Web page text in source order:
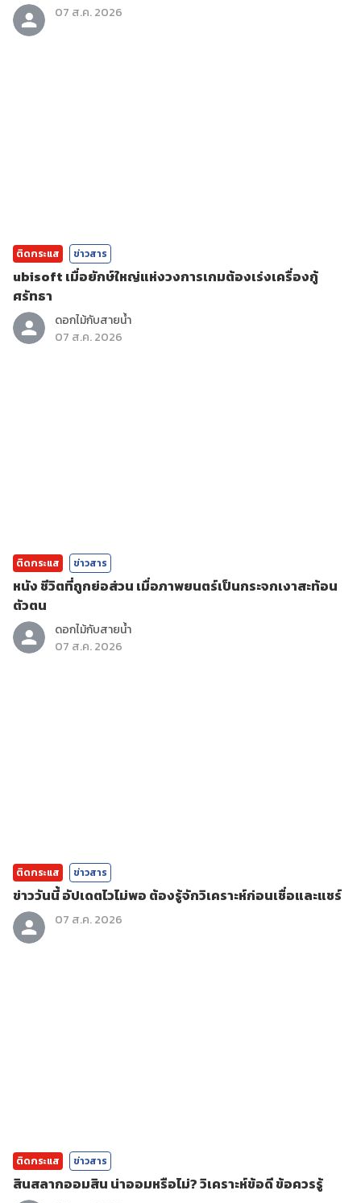
07 ส.ค. 2026
ติดกระแส ข่าวสาร
ubisoft เมื่อยักษ์ใหญ่แห่งวงการเกมต้องเร่งเครื่องกู้
ศรัทธา
ดอกไม้กับสายน้ำ
07 ส.ค. 2026
ติดกระแส ข่าวสาร
หนัง ชีวิตที่ถูกย่อส่วน เมื่อภาพยนตร์เป็นกระจกเงาสะท้อน
ตัวตน
ดอกไม้กับสายน้ำ
07 ส.ค. 2026
ติดกระแส ข่าวสาร
ข่าววันนี้ อัปเดตไวไม่พอ ต้องรู้จักวิเคราะห์ก่อนเชื่อและแชร์
07 ส.ค. 2026
ติดกระแส ข่าวสาร
สินสลากออมสิน น่าออมหรือไม่? วิเคราะห์ข้อดี ข้อควรรู้